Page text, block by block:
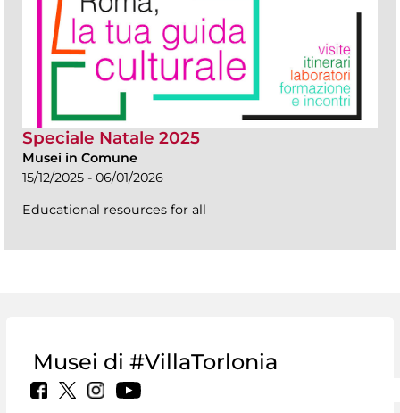
Speciale Natale 2025
Musei in Comune
15/12/2025 - 06/01/2026
Educational resources for all
Musei di #VillaTorlonia